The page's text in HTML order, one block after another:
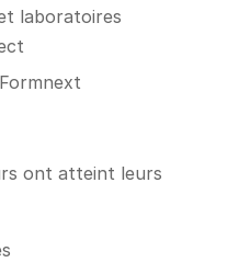
laboratoires
ont atteint leurs